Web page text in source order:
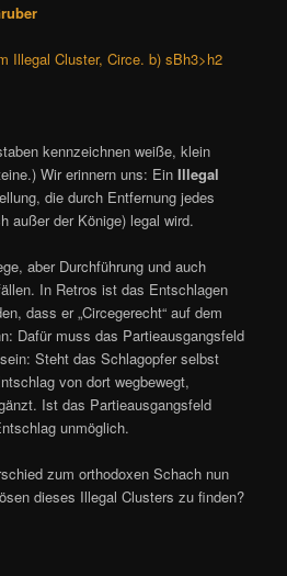
Illegal Cluster, Circe. b) sBh3>h2
kennzeichnen weiße, klein
Wir erinnern uns: EinIllegal
die durch Entfernung jedes
außer der Könige) legal wird.
aber Durchführung und auch
In Retros ist das Entschlagen
dass er „Circegerecht“ auf dem
Dafür muss das Partieausgangsfeld
Steht das Schlagopfer selbst
von dort wegbewegt,
Ist das Partieausgangsfeld
unmöglich.
zum orthodoxen Schach nun
dieses Illegal Clusters zu finden?